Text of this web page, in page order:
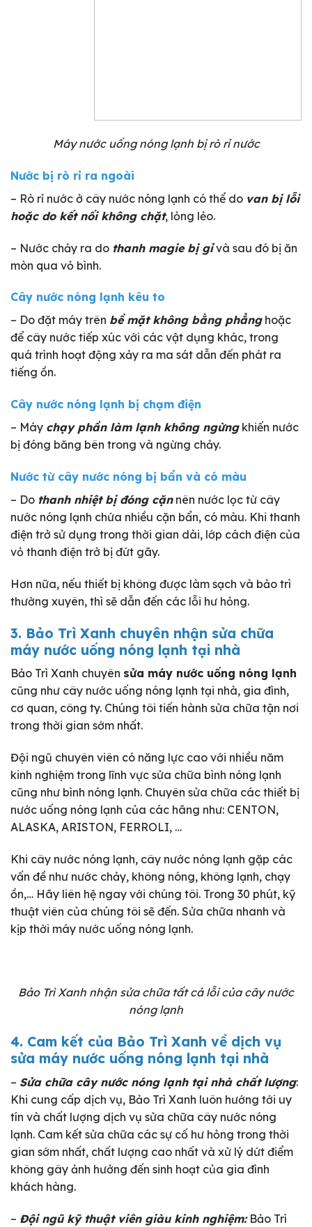
Máy nước uống nóng lạnh bị rò rỉ nước
Nước bị rò rỉ ra ngoài
– Rò rỉ nước ở cây nước nóng lạnh có thể do van bị lỗi
hoặc do kết nối không chặt, lỏng lẻo.
– Nước chảy ra do thanh magie bị gỉvà sau đó bị ăn
mòn qua vỏ bình.
Cây nước nóng lạnh kêu to
– Do đặt máy trên bề mặt không bằng phẳnghoặc
để cây nước tiếp xúc với các vật dụng khác, trong
quá trình hoạt động xảy ra ma sát dẫn đến phát ra
tiếng ồn.
Cây nước nóng lạnh bị chạm điện
– Máy chạy phần làm lạnh không ngừngkhiến nước
bị đóng băng bên trong và ngừng chảy.
Nước từ cây nước nóng bị bẩn và có màu
– Do thanh nhiệt bị đóng cặnnên nước lọc từ cây
nước nóng lạnh chứa nhiều cặn bẩn, có màu. Khi thanh
điện trở sử dụng trong thời gian dài, lớp cách điện của
vỏ thanh điện trở bị đứt gãy.
Hơn nữa, nếu thiết bị không được làm sạch và bảo trì
thường xuyên, thì sẽ dẫn đến các lỗi hư hỏng.
3. Bảo Trì Xanh chuyên nhận sửa chữa
máy nước uống nóng lạnh tại nhà
Bảo Trì Xanh chuyên sửa máy nước uống nóng lạnh
cũng như cây nước uống nóng lạnh tại nhà, gia đình,
cơ quan, công ty. Chúng tôi tiến hành sửa chữa tận nơi
trong thời gian sớm nhất.
Đội ngũ chuyên viên có năng lực cao với nhiều năm
kinh nghiệm trong lĩnh vực sửa chữa bình nóng lạnh
cũng như bình nóng lạnh. Chuyên sửa chữa các thiết bị
nước uống nóng lạnh của các hãng như: CENTON,
ALASKA, ARISTON, FERROLI, …
Khi cây nước nóng lạnh, cây nước nóng lạnh gặp các
vấn đề như nước chảy, không nóng, không lạnh, chạy
ồn,… Hãy liên hệ ngay với chúng tôi. Trong 30 phút, kỹ
thuật viên của chúng tôi sẽ đến. Sửa chữa nhanh và
kịp thời máy nước uống nóng lạnh.
Bảo Trì Xanh nhận sửa chữa tất cả lỗi của cây nước
nóng lạnh
4. Cam kết của Bảo Trì Xanh về dịch vụ
sửa máy nước uống nóng lạnh tại nhà
– Sửa chữa cây nước nóng lạnh tại nhà chất lượng:
Khi cung cấp dịch vụ, Bảo Trì Xanh luôn hướng tới uy
tín và chất lượng dịch vụ sửa chữa cây nước nóng
lạnh. Cam kết sửa chữa các sự cố hư hỏng trong thời
gian sớm nhất, chất lượng cao nhất và xử lý dứt điểm
không gây ảnh hưởng đến sinh hoạt của gia đình
khách hàng.
– Đội ngũ kỹ thuật viên giàu kinh nghiệm:Bảo Trì